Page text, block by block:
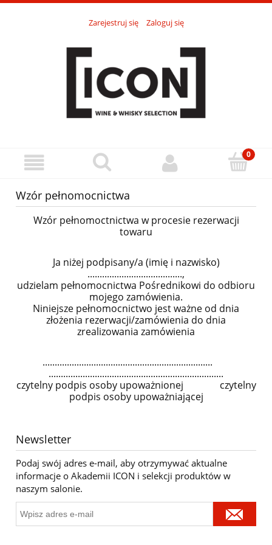
Zarejestruj się Zaloguj się
Wzór pełnomocnictwa
Wzór pełnomoctnictwa w procesie rezerwacji
towaru
Ja niżej podpisany/a (imię i nazwisko)
.......................................,
udzielam pełnomocnictwa Pośrednikowi do odbioru
mojego zamówienia.
Niniejsze pełnomocnictwo jest ważne od dnia
złożenia rezerwacji/zamówienia do dnia
zrealizowania zamówienia
......................................................................
........................................................................
czytelny podpis osoby upoważnionej czytelny
podpis osoby upoważniającej
Newsletter
Podaj swój adres e-mail, aby otrzymywać aktualne
informacje o Akademii ICON i selekcji produktów w
naszym salonie.